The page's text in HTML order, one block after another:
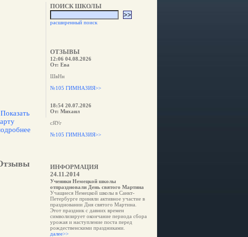
Показать
ПОИСК ШКОЛЫ
расширенный поиск
ОТЗЫВЫ
12:06 04.08.2026
От: Ева
ШвНн
№105 ГИМНАЗИЯ>>
18:54 20.07.2026
От: Михаил
сЯУг
№105 ГИМНАЗИЯ>>
ИНФОРМАЦИЯ
24.11.2014
Ученики Немецкой школы
отпраздновали День святого Мартина
Учащиеся Немецкой школы в Санкт-
Петербурге приняли активное участие в
праздновании Дня святого Мартина.
Этот праздник с давних времен
символизирует окончание периода сбора
урожая и наступление поста перед
рождественскими праздниками.
далее>>